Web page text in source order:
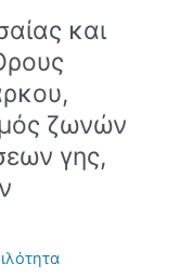
και
ζωνών
γης,